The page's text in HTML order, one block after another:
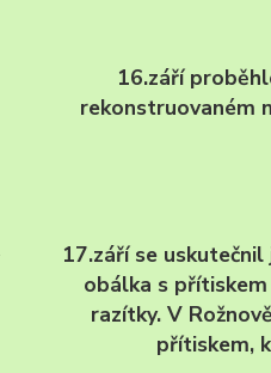
16.září
rekonstruovaném
17.září se
obálka s přítiskem
razítky. V
přítiskem,